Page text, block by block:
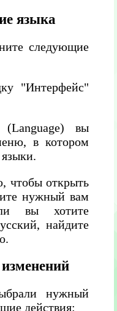
языка
следующие
"Интерфейс"
вы
в котором
чтобы открыть
нужный вам
вы хотите
найдите
нужный
действия: